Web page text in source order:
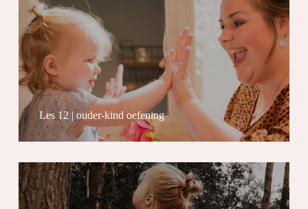
Les 12 | ouder-kind oefening